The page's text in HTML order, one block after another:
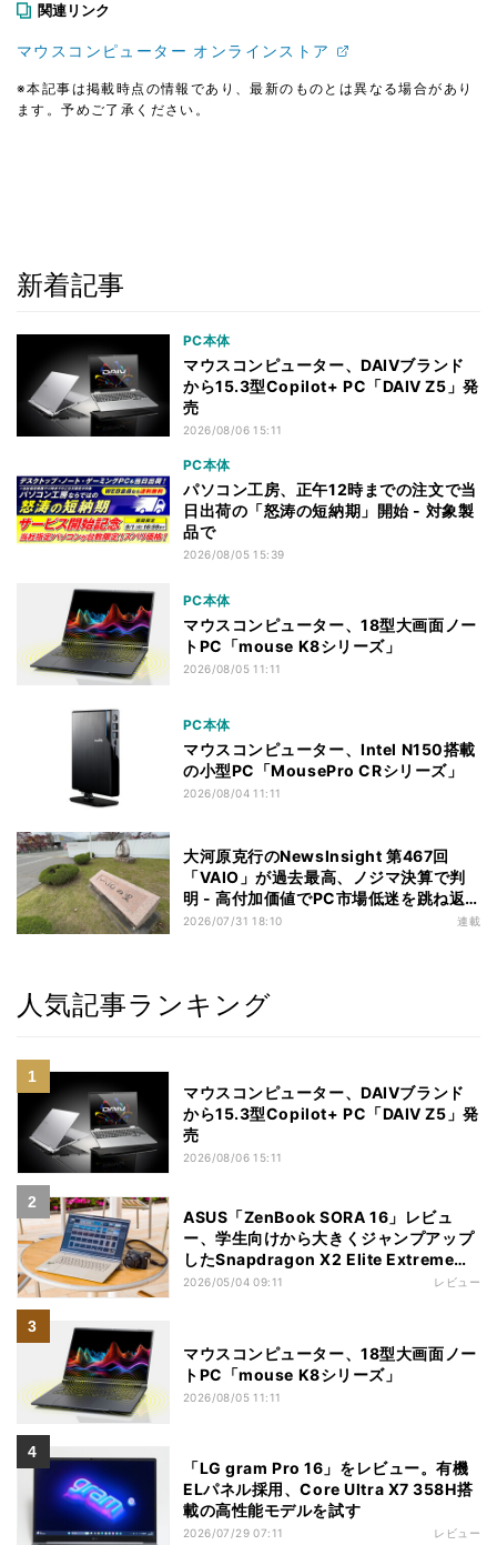
関連リンク
マウスコンピューター オンラインストア
※本記事は掲載時点の情報であり、最新のものとは異なる場合があり
ます。予めご了承ください。
新着記事
PC本体
マウスコンピューター、DAIVブランド
から15.3型Copilot+ PC「DAIV Z5」発
売
2026/08/06 15:11
PC本体
パソコン工房、正午12時までの注文で当
日出荷の「怒涛の短納期」開始 - 対象製
品で
2026/08/05 15:39
PC本体
マウスコンピューター、18型大画面ノー
トPC「mouse K8シリーズ」
2026/08/05 11:11
PC本体
マウスコンピューター、Intel N150搭載
の小型PC「MousePro CRシリーズ」
2026/08/04 11:11
大河原克行のNewsInsight 第467回
「VAIO」が過去最高、ノジマ決算で判
明 - 高付加価値でPC市場低迷を跳ね返
す
2026/07/31 18:10 連載
人気記事ランキング
マウスコンピューター、DAIVブランド
から15.3型Copilot+ PC「DAIV Z5」発
売
2026/08/06 15:11
ASUS「ZenBook SORA 16」レビュ
ー、学生向けから大きくジャンプアップ
したSnapdragon X2 Elite Extremeノ
ートPC
2026/05/04 09:11 レビュー
マウスコンピューター、18型大画面ノー
トPC「mouse K8シリーズ」
2026/08/05 11:11
「LG gram Pro 16」をレビュー。有機
ELパネル採用、Core Ultra X7 358H搭
載の高性能モデルを試す
2026/07/29 07:11 レビュー